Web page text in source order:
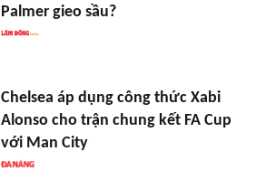
Palmer gieo sầu?
Chelsea áp dụng công thức Xabi
Alonso cho trận chung kết FA Cup
với Man City